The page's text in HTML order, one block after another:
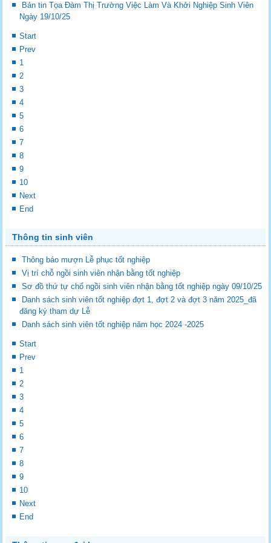
Bản tin Tọa Đàm Thị Trường Việc Làm Và Khởi Nghiệp Sinh Viên
Ngày 19/10/25
Start
Prev
1
2
3
4
5
6
7
8
9
10
Next
End
Thông tin sinh viên
Thông báo mượn Lễ phục tốt nghiệp
Vị trí chỗ ngồi sinh viên nhận bằng tốt nghiệp
Sơ đồ thứ tự chổ ngồi sinh viên nhận bằng tốt nghiệp ngày 09/10/25
Danh sách sinh viên tốt nghiệp đợt 1, đợt 2 và đợt 3 năm 2025_đã
đăng ký tham dự Lễ
Danh sách sinh viên tốt nghiệp năm học 2024 -2025
Start
Prev
1
2
3
4
5
6
7
8
9
10
Next
End